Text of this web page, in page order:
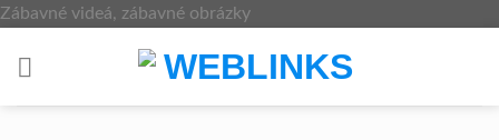
Zábavné videá, zábavné obrázkySkip
content